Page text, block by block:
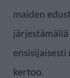
maiden
kertoo.